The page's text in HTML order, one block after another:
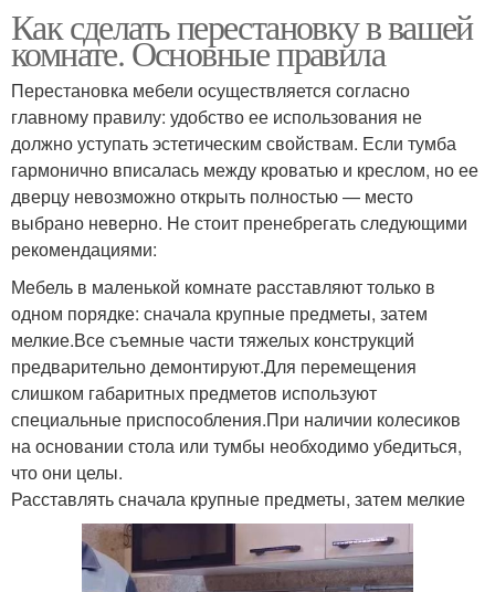
Как сделать перестановку в вашей
комнате. Основные правила
Перестановка мебели осуществляется согласно
главному правилу: удобство ее использования не
должно уступать эстетическим свойствам. Если тумба
гармонично вписалась между кроватью и креслом, но ее
дверцу невозможно открыть полностью — место
выбрано неверно. Не стоит пренебрегать следующими
рекомендациями:
Мебель в маленькой комнате расставляют только в
одном порядке: сначала крупные предметы, затем
мелкие.Все съемные части тяжелых конструкций
предварительно демонтируют.Для перемещения
слишком габаритных предметов используют
специальные приспособления.При наличии колесиков
на основании стола или тумбы необходимо убедиться,
что они целы.
Расставлять сначала крупные предметы, затем мелкие